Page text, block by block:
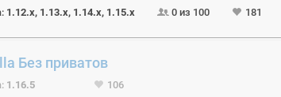
1.12.x, 1.13.x, 1.14.x, 1.15.x 0 из 100 181
Без приватов
1.16.5 106